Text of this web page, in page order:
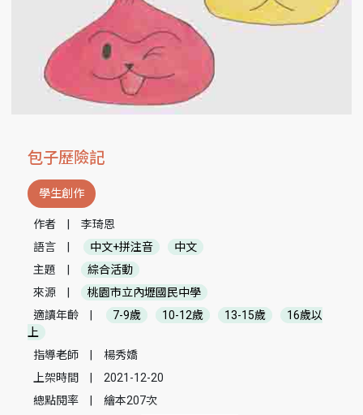
包子歷險記
學生創作
作者
李琦恩
語言
中文+拼注音
中文
主題
綜合活動
來源
桃園市立內壢國民中學
適讀年齡
7-9歲 10-12歲 13-15歲
16歲以
上
指導老師
楊秀嬌
上架時間
2021-12-20
總點閱率
繪本207次